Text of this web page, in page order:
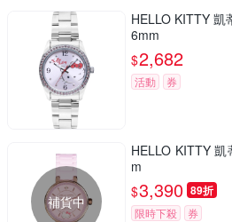
HELLO KITTY 凱
6mm
$2,682
活動 券
補貨中
HELLO KITTY
m
$3,390 89折
限時下殺 券